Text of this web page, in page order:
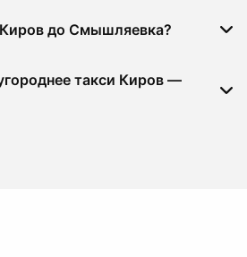
Киров до Смышляевка?
такси Киров —